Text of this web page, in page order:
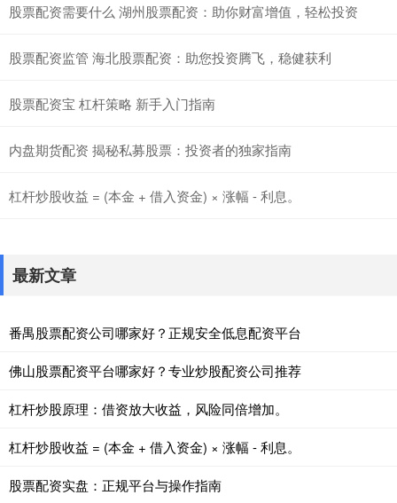
股票配资需要什么 湖州股票配资：助你财富增值，轻松投资
股票配资监管 海北股票配资：助您投资腾飞，稳健获利
股票配资宝 杠杆策略 新手入门指南
内盘期货配资 揭秘私募股票：投资者的独家指南
杠杆炒股收益 = (本金 + 借入资金) × 涨幅 - 利息。
最新文章
番禺股票配资公司哪家好？正规安全低息配资平台
佛山股票配资平台哪家好？专业炒股配资公司推荐
杠杆炒股原理：借资放大收益，风险同倍增加。
杠杆炒股收益 = (本金 + 借入资金) × 涨幅 - 利息。
股票配资实盘：正规平台与操作指南